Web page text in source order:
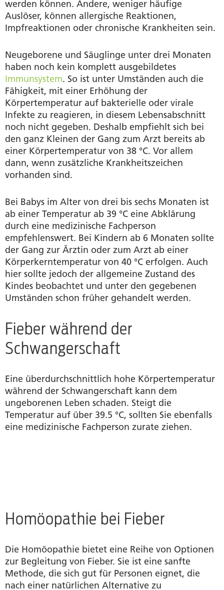
werden können. Andere, weniger häufige
Auslöser, können allergische Reaktionen,
Impfreaktionen oder chronische Krankheiten sein.
Neugeborene und Säuglinge unter drei Monaten
haben noch kein komplett ausgebildetes
Immunsystem. So ist unter Umständen auch die
Fähigkeit, mit einer Erhöhung der
Körpertemperatur auf bakterielle oder virale
Infekte zu reagieren, in diesem Lebensabschnitt
noch nicht gegeben. Deshalb empfiehlt sich bei
den ganz Kleinen der Gang zum Arzt bereits ab
einer Körpertemperatur von 38 °C. Vor allem
dann, wenn zusätzliche Krankheitszeichen
vorhanden sind.
Bei Babys im Alter von drei bis sechs Monaten ist
ab einer Temperatur ab 39 °C eine Abklärung
durch eine medizinische Fachperson
empfehlenswert. Bei Kindern ab 6 Monaten sollte
der Gang zur Ärztin oder zum Arzt ab einer
Körperkerntemperatur von 40 °C erfolgen. Auch
hier sollte jedoch der allgemeine Zustand des
Kindes beobachtet und unter den gegebenen
Umständen schon früher gehandelt werden.
Fieber während der
Schwangerschaft
Eine überdurchschnittlich hohe Körpertemperatur
während der Schwangerschaft kann dem
ungeborenen Leben schaden. Steigt die
Temperatur auf über 39.5 °C, sollten Sie ebenfalls
eine medizinische Fachperson zurate ziehen.
Homöopathie bei Fieber
Die Homöopathie bietet eine Reihe von Optionen
zur Begleitung von Fieber. Sie ist eine sanfte
Methode, die sich gut für Personen eignet, die
nach einer natürlichen Alternative zu